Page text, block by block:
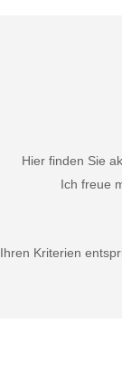
Hier finden Sie
Ich freue
Ihren Kriterien